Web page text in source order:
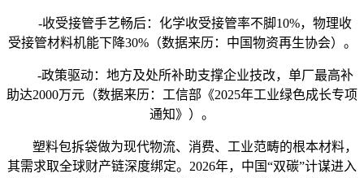
-收受接管手艺畅后：化学收受接管率不脚10%，物理收
受接管材料机能下降30%（数据来历：中国物资再生协会）。
-政策驱动：地方及处所补助支撑企业技改，单厂最高补
助达2000万元（数据来历：工信部《2025年工业绿色成长专项
通知》）。
塑料包拆袋做为现代物流、消费、工业范畴的根本材料，
其需求取全球财产链深度绑定。2026年，中国“双碳”计谋进入